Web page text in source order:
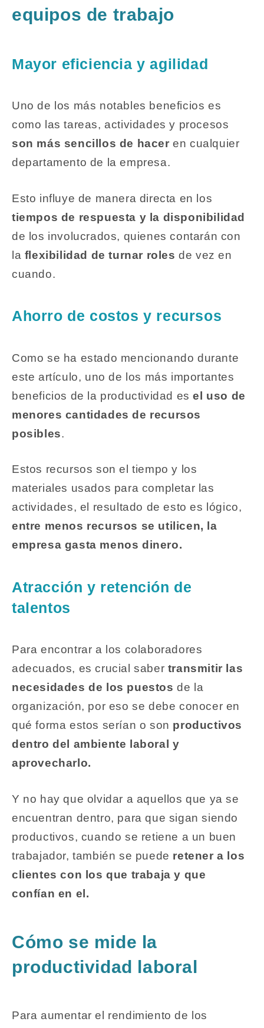
equipos de trabajo
Mayor eficiencia y agilidad
Uno de los más notables beneficios es
como las tareas, actividades y procesos
son más sencillos de haceren cualquier
departamento de la empresa.
Esto influye de manera directa en los
tiempos de respuesta y la disponibilidad
de los involucrados, quienes contarán con
la flexibilidad de turnar roles de vez en
cuando.
Ahorro de costos y recursos
Como se ha estado mencionando durante
este artículo, uno de los más importantes
beneficios de la productividad esel uso de
menores cantidades de recursos
posibles.
Estos recursos son el tiempo y los
materiales usados para completar las
actividades, el resultado de esto es lógico,
entre menos recursos se utilicen, la
empresa gasta menos dinero.
Atracción y retención de
talentos
Para encontrar a los colaboradores
adecuados, es crucial saber transmitir las
necesidades de los puestos de la
organización, por eso se debe conocer en
qué forma estos serían o son productivos
dentro del ambiente laboral y
aprovecharlo.
Y no hay que olvidar a aquellos que ya se
encuentran dentro, para que sigan siendo
productivos, cuando se retiene a un buen
trabajador, también se puede retener a los
clientes con los que trabaja y que
confían en el.
Cómo se mide la
productividad laboral
Para aumentar el rendimiento de los